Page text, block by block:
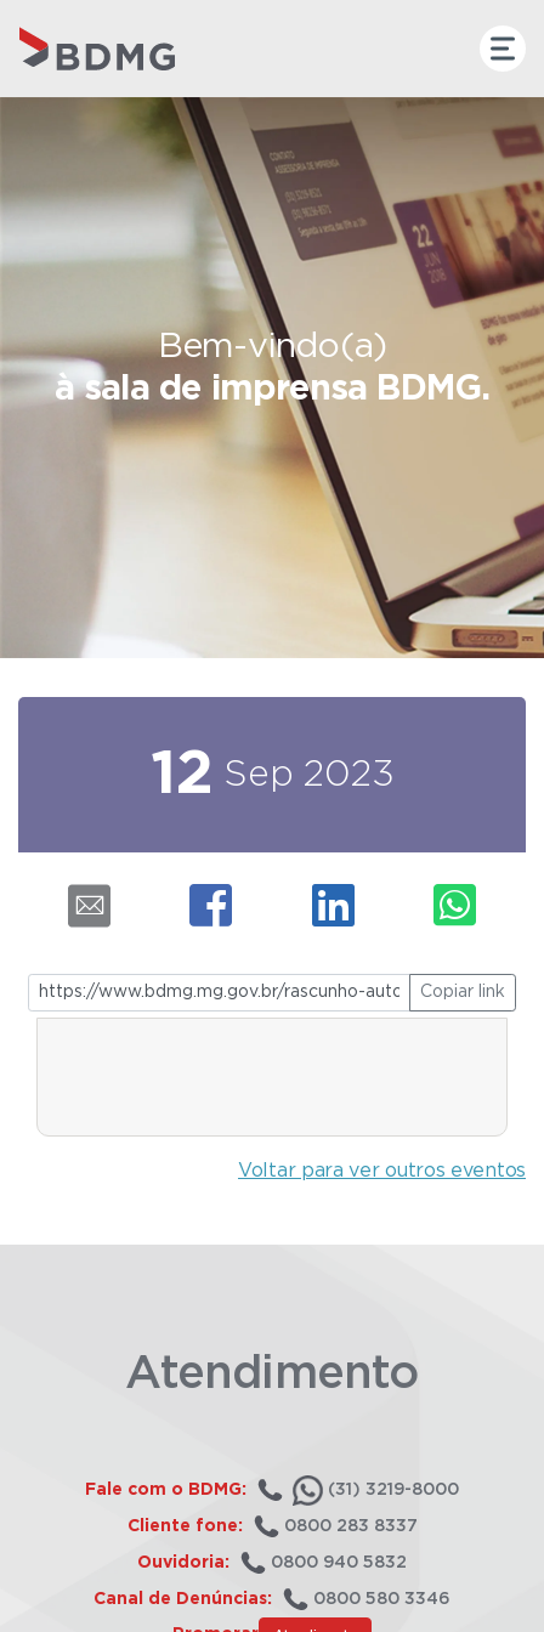
Bem-vindo(a)
à sala de imprensa BDMG.
12 Sep 2023
Copiar link
Voltar para ver outros eventos
Atendimento
Fale com o BDMG: (31) 3219-8000
Cliente fone: 0800 283 8337
Ouvidoria: 0800 940 5832
Canal de Denúncias: 0800 580 3346